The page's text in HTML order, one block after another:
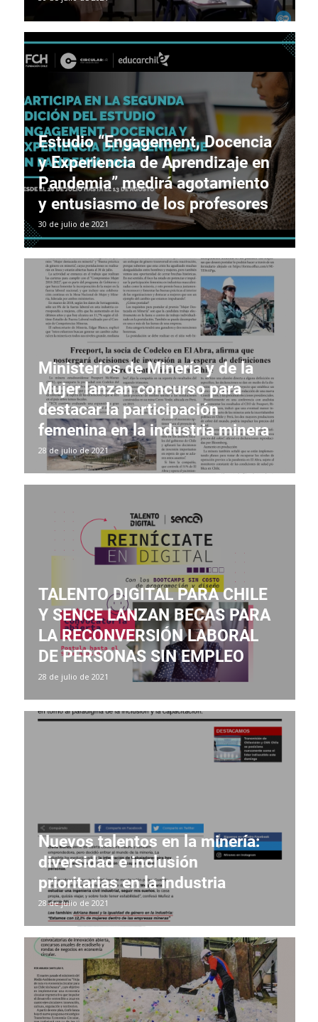
Estudio “Engagement, Docencia
y Experiencia de Aprendizaje en
Pandemia” medirá agotamiento
y entusiasmo de los profesores
30 de julio de 2021
Ministerios de Minería y de la
Mujer lanzan concurso para
destacar la participación
femenina en la industria minera
28 de julio de 2021
TALENTO DIGITAL PARA CHILE
Y SENCE LANZAN BECAS PARA
LA RECONVERSIÓN LABORAL
DE PERSONAS SIN EMPLEO
28 de julio de 2021
Nuevos talentos en la minería:
diversidad e inclusión
prioritarias en la industria
28 de julio de 2021